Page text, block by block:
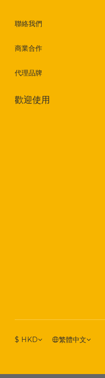
聯絡我們
商業合作
代理品牌
歡迎使用
$ HKD 繁體中文